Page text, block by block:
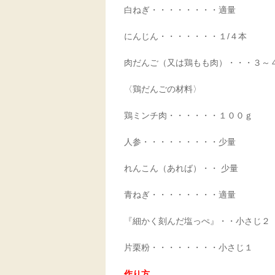
白ねぎ・・・・・・・・適量
にんじん・・・・・・・１/４本
肉だんご（又は鶏もも肉）・・・３～
〈鶏だんごの材料〉
鶏ミンチ肉・・・・・・１００ｇ
人参・・・・・・・・・少量
れんこん（あれば）・・ 少量
青ねぎ・・・・・・・・適量
『細かく刻んだ塩っぺ』・・小さじ２
片栗粉・・・・・・・・小さじ１